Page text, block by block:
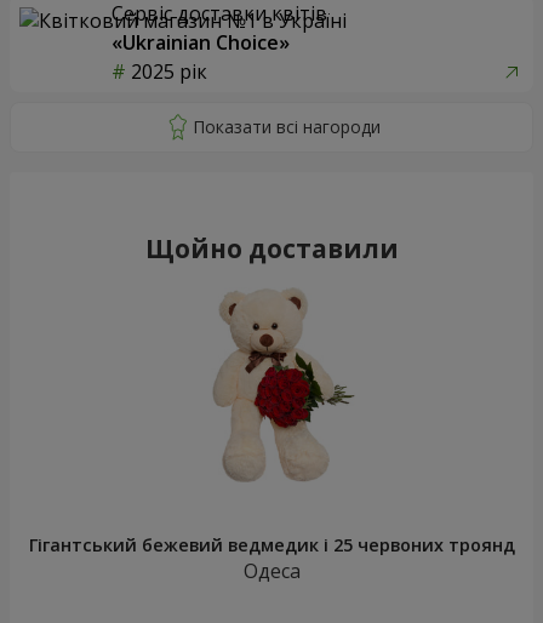
Сервіс доставки квітів
«Ukrainian Choice»
2025 рік
Щойно доставили
Гігантський бежевий ведмедик і 25 червоних троянд
Одеса